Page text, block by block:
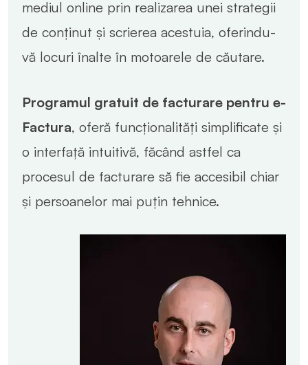
mediul online prin realizarea unei strategii
de conținut și scrierea acestuia, oferindu-
vă locuri înalte în motoarele de căutare.
Programul gratuit de facturare pentru e-
Factura, oferă funcționalități simplificate și
o interfață intuitivă, făcând astfel ca
procesul de facturare să fie accesibil chiar
și persoanelor mai puțin tehnice.